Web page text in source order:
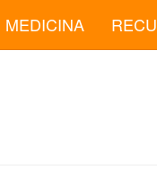
MEDICINA